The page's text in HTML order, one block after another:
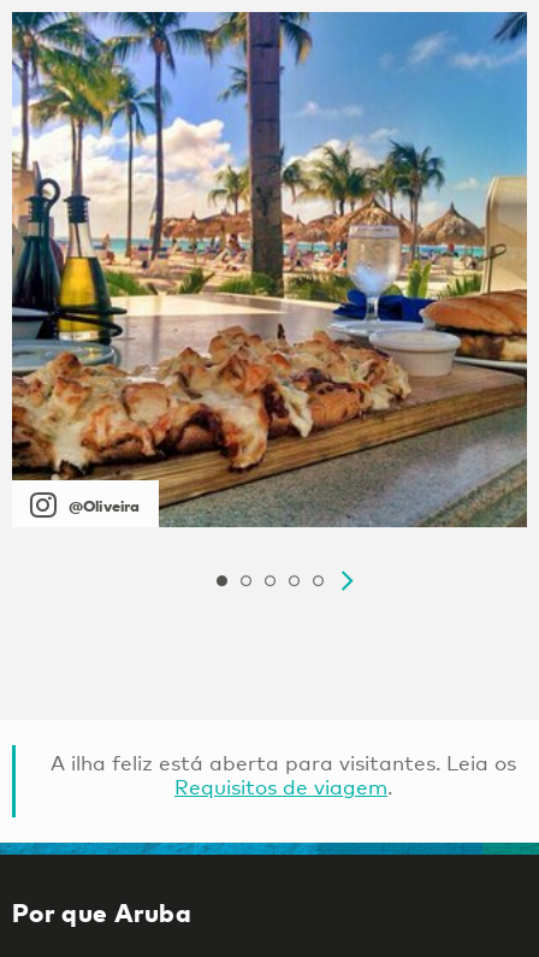
@Oliveira
A ilha feliz está aberta para visitantes. Leia os
Requisitos de viagem.
Por que Aruba